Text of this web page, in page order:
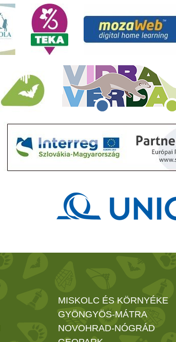
MISKOLC ÉS KÖRNYÉKE
GYÖNGYÖS-MÁTRA
NOVOHRAD-NÓGRÁD